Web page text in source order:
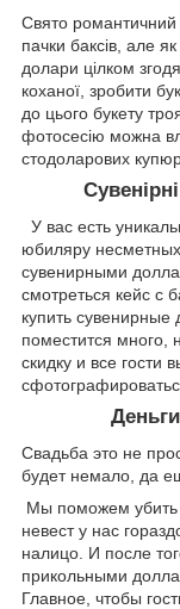
Свято романтичний
пачки баксів, але
долари цілком
коханої, зробити
до цього букету
фотосесію можна
стодоларових
У вас есть
юбиляру несметных
сувенирными
смотреться кейс с
купить
поместится много,
скидку и все гости
Свадьба это не
будет немало, да
Мы поможем убить
невест у нас
налицо. И после
прикольными
Главное, чтобы